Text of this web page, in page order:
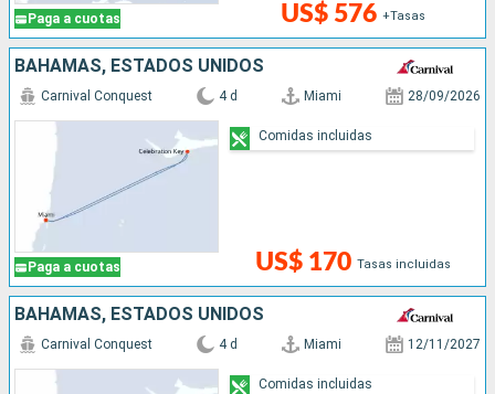
Paga a cuotas US$ 576 +Tasas
BAHAMAS, ESTADOS UNIDOS
Paga a cuotas
Carnival Conquest 4 d Miami 28/09/2026
US$ 170 Tasas incluidas
Comidas incluidas
BAHAMAS, ESTADOS UNIDOS
Carnival Conquest 4 d Miami 12/11/2027
Comidas incluidas